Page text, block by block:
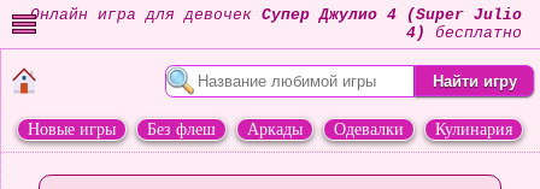
Онлайн игра для девочек Супер Джулио 4 (Super Julio
4)
бесплатно
Новые игры Без флеш Аркады Одевалки
Кулинария